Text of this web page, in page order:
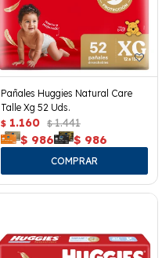
Pañales Huggies Natural Care
Talle Xg 52 Uds.
$ 1.160 $ 1.441
$ 986 $ 986